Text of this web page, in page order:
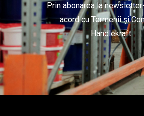
Prin abonarea la
acord cu Termenii și
Handlekraft.